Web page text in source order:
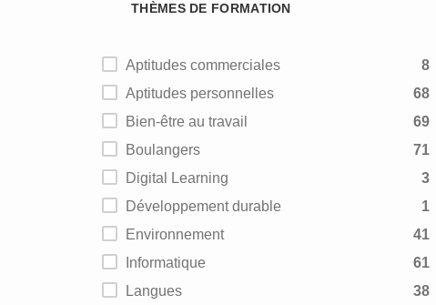
THÈMES DE FORMATION
Aptitudes commerciales
8
Aptitudes personnelles
68
Bien-être au travail
69
Boulangers
71
Digital Learning
3
Développement durable
1
Environnement
41
Informatique
61
Langues
38